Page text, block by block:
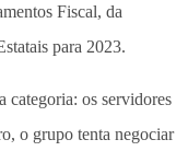
Fiscal, da
para 2023.
categoria: os servidores
o grupo tenta negociar